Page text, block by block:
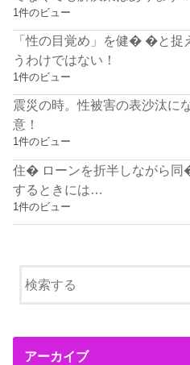
1件のビュー
「性の目覚め」を健� �と捉
うわけではない！
1件のビュー
震災の時。性被害の表沙汰に
意！
1件のビュー
住� ローンを折半しながら
するときには…
1件のビュー
アーカイブ